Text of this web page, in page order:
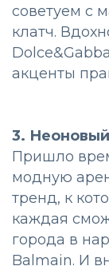
советуем с
клатч.
акценты
3.
Пришло
модную
тренд, к
каждая
города в
Balmain. И